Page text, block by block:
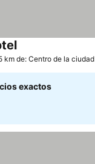
km de: Centro de la ciudad
exactos